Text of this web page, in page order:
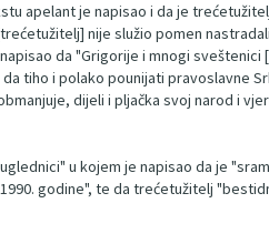
apelant je napisao i da je
nije služio pomen
da "Grigorije i mnogi
tiho i polako pounijati pravoslavne
dijeli i pljačka svoj narod i
u kojem je napisao da je
godine", te da trećetužitelj